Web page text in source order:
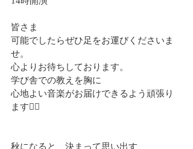
皆さま
可能でしたらぜひ足をお運びくださいま
せ。
心よりお待ちしております。
学び舎での教えを胸に
心地よい音楽がお届けできるよう頑張り
ます❤️‍🔥
秋になると、決まって思い出す、